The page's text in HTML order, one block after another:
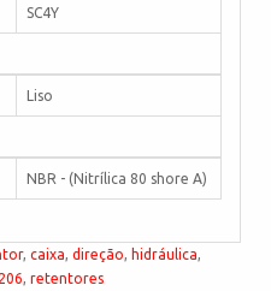
SC4Y
Liso
NBR - (Nitrílica 80 shore A)
, caixa, direção, hidráulica,
206, retentores